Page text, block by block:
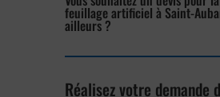
feuillage artificiel à Saint-
ailleurs ?
Réalisez votre demande